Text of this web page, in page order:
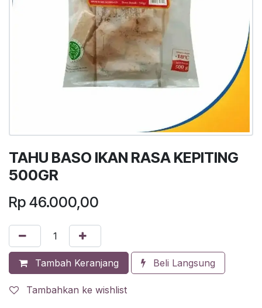
TAHU BASO IKAN RASA KEPITING
500GR
Rp 46.000,00
Tambah Keranjang Beli Langsung
Tambahkan ke wishlist